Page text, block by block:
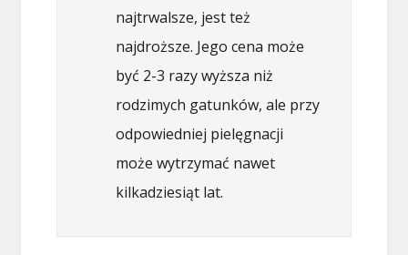
najtrwalsze, jest też
najdroższe. Jego cena może
być 2-3 razy wyższa niż
rodzimych gatunków, ale przy
odpowiedniej pielęgnacji
może wytrzymać nawet
kilkadziesiąt lat.